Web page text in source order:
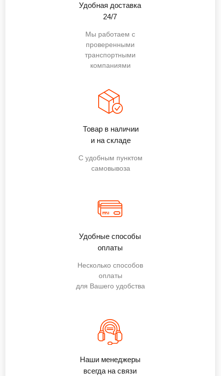
Удобная доставка
24/7
Товар в наличии
и на складе
Удобные способы
оплаты
Наши менеджеры
всегда на связи
Мы работаем с
проверенными
транспортными
компаниями
С удобным пунктом
самовывоза
Несколько способов
оплаты
для Вашего удобства